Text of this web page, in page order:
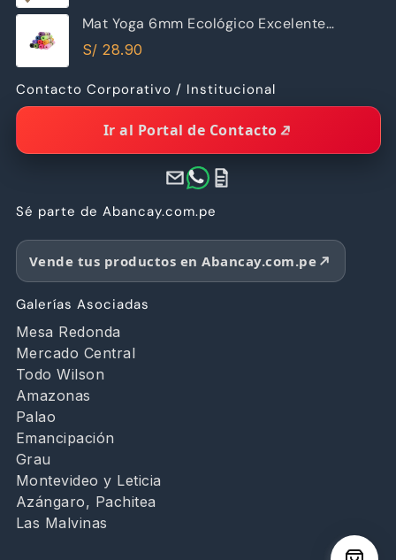
Mat Yoga 6mm Ecológico Excelente
Calidad
S/ 28.90
Contacto Corporativo / Institucional
Ir al Portal de Contacto
Sé parte de Abancay.com.pe
Vende tus productos en Abancay.com.pe
Galerías Asociadas
Mesa Redonda
Mercado Central
Todo Wilson
Amazonas
Palao
Emancipación
Grau
Montevideo y Leticia
Azángaro, Pachitea
Las Malvinas